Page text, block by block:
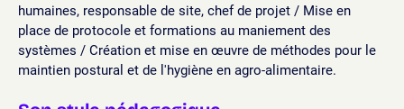
humaines, responsable de site, chef de projet / Mise en
place de protocole et formations au maniement des
systèmes / Création et mise en œuvre de méthodes pour le
maintien postural et de l'hygiène en agro-alimentaire.